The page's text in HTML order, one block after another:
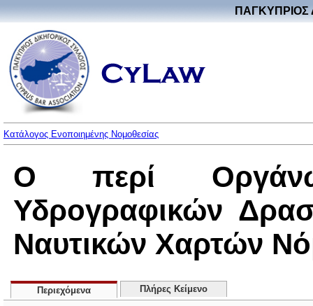
ΠΑΓΚΥΠΡΙΟΣ
Κατάλογος Ενοποιημένης Νομοθεσίας
Ο περί
Υδρογραφικών
Ναυτικών Χαρτών
Περιεχόμενα Πλήρες Κείμενο